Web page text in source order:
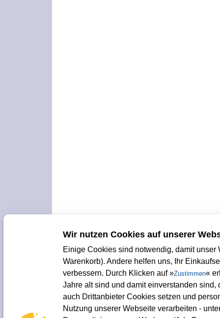
Wir nutzen Cookies auf unserer
Einige Cookies sind notwendig, damit unser
Warenkorb). Andere helfen uns, Ihr
verbessern. Durch Klicken auf »Zustimmen«
Jahre alt sind und damit einverstanden
auch Drittanbieter Cookies setzen und
Nutzung unserer Webseite verarbeiten -